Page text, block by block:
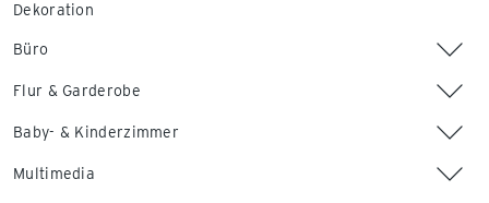
Dekoration
Büro
Flur & Garderobe
Baby- & Kinderzimmer
Multimedia